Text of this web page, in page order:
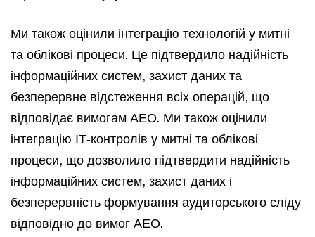
Ми також оцінили інтеграцію технологій у митні
та облікові процеси. Це підтвердило надійність
інформаційних систем, захист даних та
безперервне відстеження всіх операцій, що
відповідає вимогам АЕО. Ми також оцінили
інтеграцію ІТ‑контролів у митні та облікові
процеси, що дозволило підтвердити надійність
інформаційних систем, захист даних і
безперервність формування аудиторського сліду
відповідно до вимог АЕО.